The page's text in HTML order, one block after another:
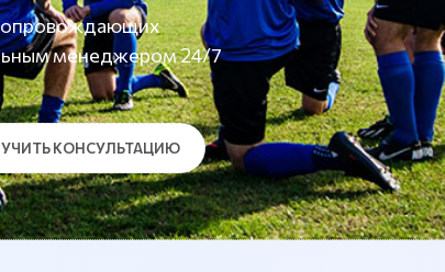
менеджером 24/7
КОНСУЛЬТАЦИЮ